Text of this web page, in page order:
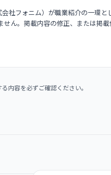
社フォニム）が職業紹介の一環と
ん。掲載内容の修正、または掲
内容を必ずご確認ください。